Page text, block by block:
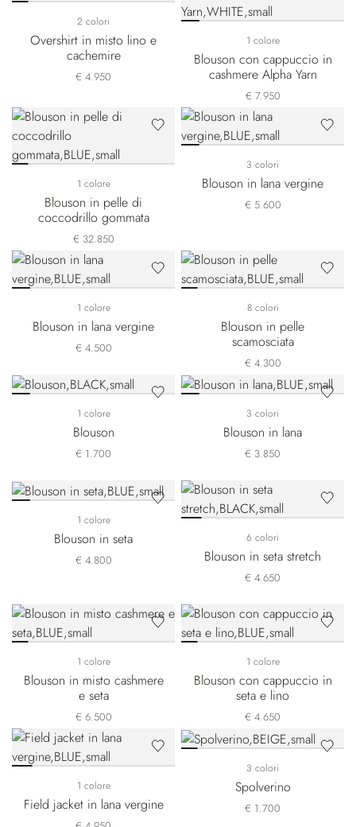
2 colori
Overshirt in misto lino e
cachemire
€ 4.950
1 colore
Blouson con cappuccio in
cashmere Alpha Yarn
€ 7.950
1 colore
Blouson in pelle di
coccodrillo gommata
€ 32.850
3 colori
Blouson in lana vergine
€ 5.600
1 colore
Blouson in lana vergine
€ 4.500
8 colori
Blouson in pelle
scamosciata
€ 4.300
1 colore
Blouson
€ 1.700
3 colori
Blouson in lana
€ 3.850
1 colore
Blouson in seta
€ 4.800
6 colori
Blouson in seta stretch
€ 4.650
1 colore
Blouson in misto cashmere
e seta
€ 6.500
1 colore
Blouson con cappuccio in
seta e lino
€ 4.650
1 colore
Field jacket in lana vergine
3 colori
Spolverino
€ 1.700